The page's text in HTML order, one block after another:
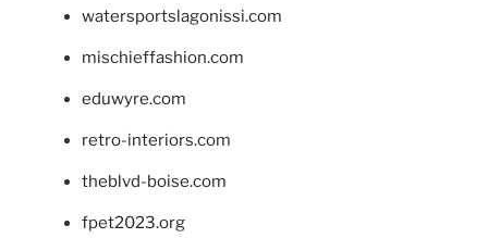
watersportslagonissi.com
mischieffashion.com
eduwyre.com
retro-interiors.com
theblvd-boise.com
fpet2023.org